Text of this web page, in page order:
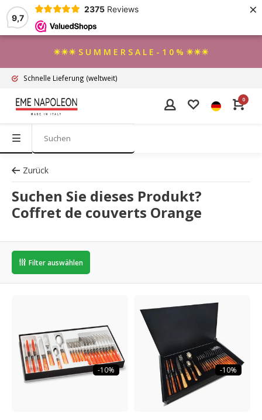
9,7
2375 Reviews ×
☀☀☀ S U M M E R S A L E - 1 0 % ☀☀☀
Schnelle Lieferung (weltweit)
0
Zurück
Suchen Sie dieses Produkt?
Coffret de couverts Orange
Filter auswählen
-10% -10%